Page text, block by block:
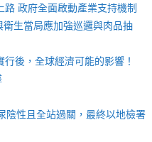
政府全面啟動產業支持機制
生當局應加強巡邏與肉品抽
後，全球經濟可能的影響！
陰性且全站過關，最終以地檢署